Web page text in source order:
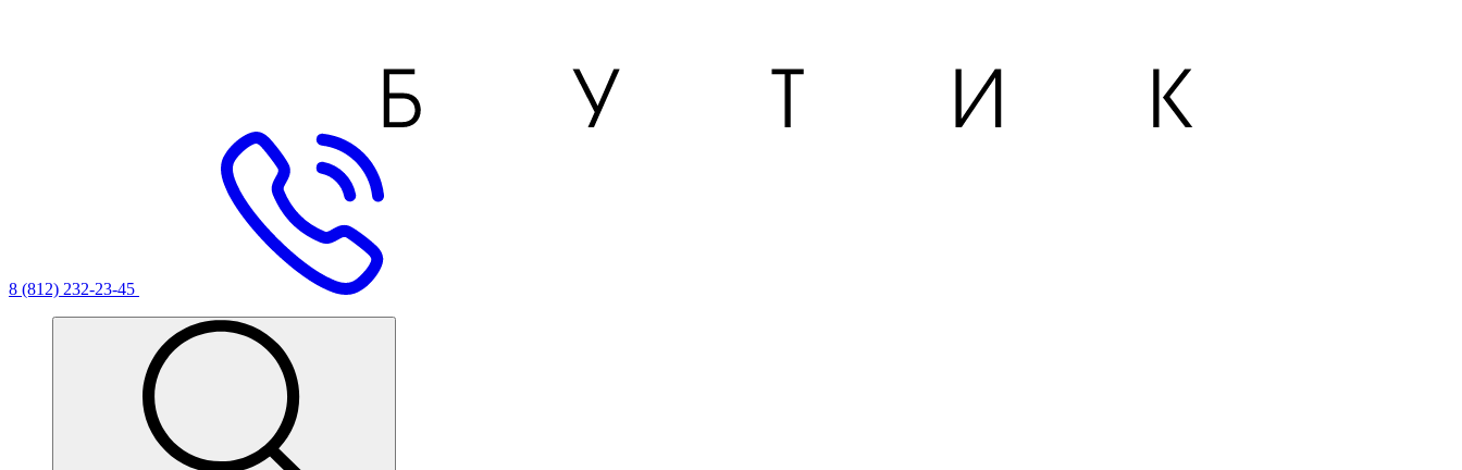
8 (812) 232-23-45